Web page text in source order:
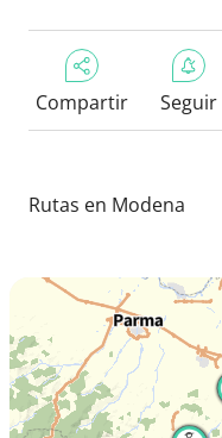
Compartir Seguir
Rutas en Modena